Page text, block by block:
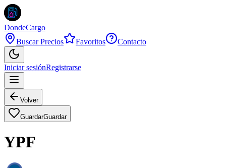
DondeCargo
Buscar Precios
Favoritos Contacto
Iniciar sesiónRegistrarse
Volver
GuardarGuardar
YPF